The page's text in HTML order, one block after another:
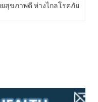
สุขภาพดี ห่างไกลโรคภัย